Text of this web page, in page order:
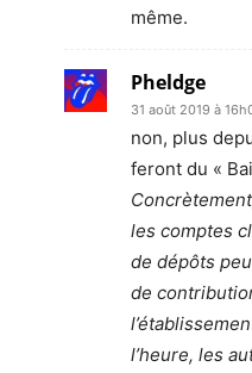
même.
Pheldge
31 août 2019 à
non, plus
feront du «
les comptes
de dépôts
de
l’heure, les